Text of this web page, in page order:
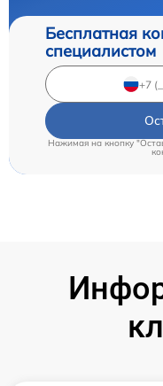
Бесплатная
специалистом
Нажимая на кнопку